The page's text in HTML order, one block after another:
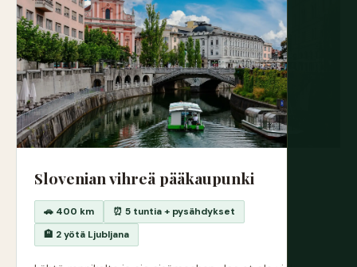
Slovenian vihreä pääkaupunki
🚗 400 km
⏰ 5 tuntia + pysähdykset
🏨 2 yötä Ljubljana